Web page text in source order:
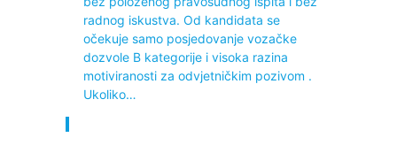
radnog iskustva. Od kandidata se
očekuje samo posjedovanje vozačke
dozvole B kategorije i visoka razina
motiviranosti za odvjetničkim pozivom .
Ukoliko…